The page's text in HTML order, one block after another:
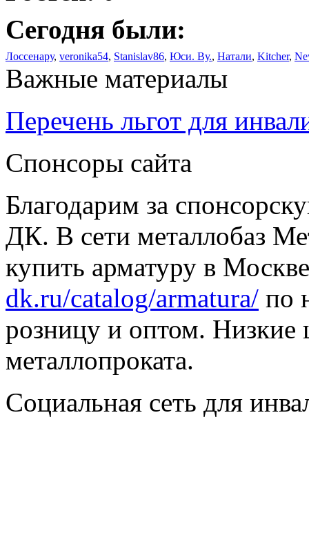
Сегодня были:
Лоссенару, veronika54, Stanislav86, Юси. Ву., Натали, Kitcher,
Важные материалы
Перечень льгот для
Спонсоры сайта
Благодарим за
ДК. В сети металлобаз
купить арматуру в
dk.ru/catalog/armatura/ по
розницу и оптом. Низкие
металлопроката.
Социальная сеть для